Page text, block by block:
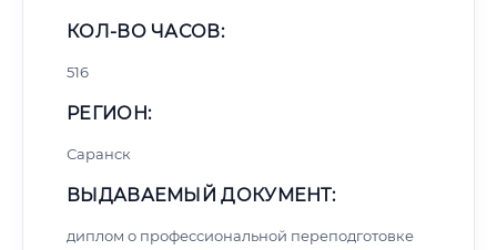
КОЛ-ВО ЧАСОВ:
516
РЕГИОН:
Саранск
ВЫДАВАЕМЫЙ ДОКУМЕНТ:
диплом о профессиональной переподготовке